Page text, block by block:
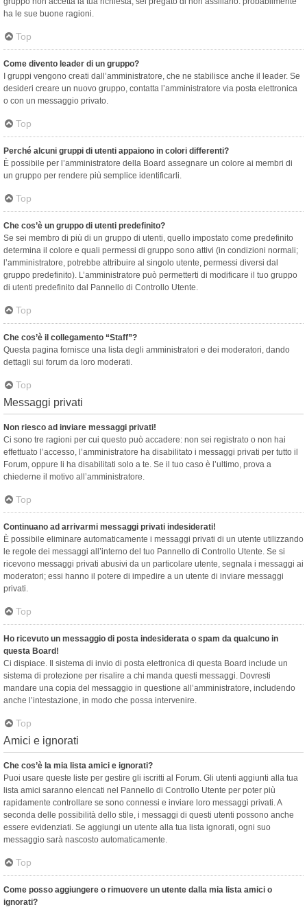
ha le sue buone ragioni.
Top
Come divento leader di un gruppo?
I gruppi vengono creati dall’amministratore, che ne stabilisce anche il leader. Se
desideri creare un nuovo gruppo, contatta l’amministratore via posta elettronica
o con un messaggio privato.
Top
Perché alcuni gruppi di utenti appaiono in colori differenti?
È possibile per l’amministratore della Board assegnare un colore ai membri di
un gruppo per rendere più semplice identificarli.
Top
Che cos’è un gruppo di utenti predefinito?
Se sei membro di più di un gruppo di utenti, quello impostato come predefinito
determina il colore e quali permessi di gruppo sono attivi (in condizioni normali;
l’amministratore, potrebbe attribuire al singolo utente, permessi diversi dal
gruppo predefinito). L’amministratore può permetterti di modificare il tuo gruppo
di utenti predefinito dal Pannello di Controllo Utente.
Top
Che cos’è il collegamento “Staff”?
Questa pagina fornisce una lista degli amministratori e dei moderatori, dando
dettagli sui forum da loro moderati.
Top
Messaggi privati
Non riesco ad inviare messaggi privati!
Ci sono tre ragioni per cui questo può accadere: non sei registrato o non hai
effettuato l’accesso, l’amministratore ha disabilitato i messaggi privati per tutto il
Forum, oppure li ha disabilitati solo a te. Se il tuo caso è l’ultimo, prova a
chiederne il motivo all’amministratore.
Top
Continuano ad arrivarmi messaggi privati indesiderati!
È possibile eliminare automaticamente i messaggi privati ​​di un utente utilizzando
le regole dei messaggi all’interno del tuo Pannello di Controllo Utente. Se si
ricevono messaggi privati ​​abusivi da un particolare utente, segnala i messaggi ai
moderatori; essi hanno il potere di impedire a un utente di inviare messaggi
privati​​.
Top
Ho ricevuto un messaggio di posta indesiderata o spam da qualcuno in
questa Board!
Ci dispiace. Il sistema di invio di posta elettronica di questa Board include un
sistema di protezione per risalire a chi manda questi messaggi. Dovresti
mandare una copia del messaggio in questione all’amministratore, includendo
anche l’intestazione, in modo che possa intervenire.
Top
Amici e ignorati
Che cos’è la mia lista amici e ignorati?
Puoi usare queste liste per gestire gli iscritti al Forum. Gli utenti aggiunti alla tua
lista amici saranno elencati nel Pannello di Controllo Utente per poter più
rapidamente controllare se sono connessi e inviare loro messaggi privati. A
seconda delle possibilità dello stile, i messaggi di questi utenti possono anche
essere evidenziati. Se aggiungi un utente alla tua lista ignorati, ogni suo
messaggio sarà nascosto automaticamente.
Top
Come posso aggiungere o rimuovere un utente dalla mia lista amici o
ignorati?